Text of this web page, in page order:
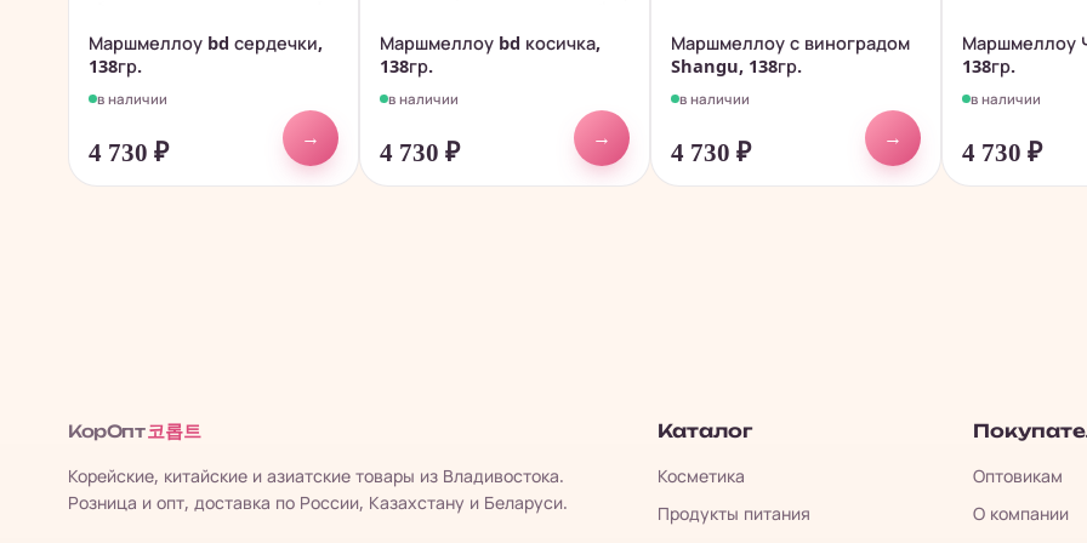
Маршмеллоу bd сердечки,
138гр.
в наличии
4 730 ₽
→
Маршмеллоу bd косичка,
138гр.
в наличии
4 730 ₽
→
Маршмеллоу с виноградом
Shangu, 138гр.
в наличии
4 730 ₽
→
Маршмеллоу
138гр.
в наличии
4 730 ₽
КорОпт 코롭트
Корейские, китайские и азиатские товары из Владивостока.
Розница и опт, доставка по России, Казахстану и Беларуси.
Каталог
Косметика
Продукты питания
Оптовикам
О компании